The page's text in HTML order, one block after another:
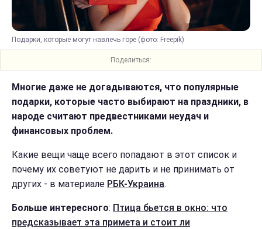
Подарки, которые могут навлечь горе (фото: Freepik)
Поделиться:
Многие даже не догадываются, что популярные
подарки, которые часто выбирают на праздники, в
народе считают предвестниками неудач и
финансовых проблем.
Какие вещи чаще всего попадают в этот список и
почему их советуют не дарить и не принимать от
других - в материале РБК-Украина.
Больше интересного: Птица бьется в окно: что
предсказывает эта примета и стоит ли